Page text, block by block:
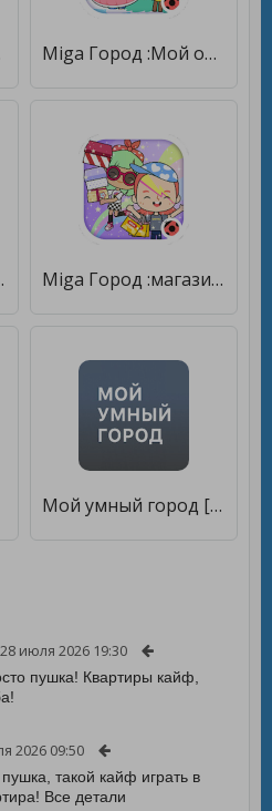
Miga Город :Мой отпуск [Premium]
Miga Город :магазин [Unlocked]
Мой умный город [Premium]
28 июля 2026 19:30
пушка! Квартиры кайф,
2026 09:50
такой кайф играть в
Все детали